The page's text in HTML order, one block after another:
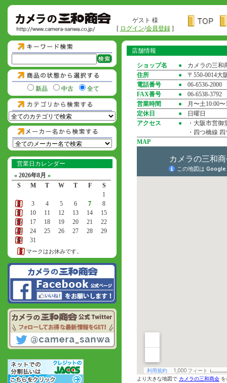
ゲスト 様
[ ログイン/会員登録]
新品 中古 全て
営業日カレンダー
« 2026年8月 »
S
M T W T F
S
1
2
3 4 5 6 7
8
9
10 11 12 13 14
15
16
17 18 19 20 21
22
23
24 25 26 27 28
29
30
31
マークはお休みです。
店舗情報
ショップ名 ●
カメラの三和
住所
●
〒550-0014大
電話番号
●
06-6536-2000
FAX番号
●
06-6538-3792
営業時間
●
月〜土10:00
定休日
●
日曜日
アクセス
●
・大阪市営
・四つ橋線
MAP
より大きな地図で カメラの三和商会